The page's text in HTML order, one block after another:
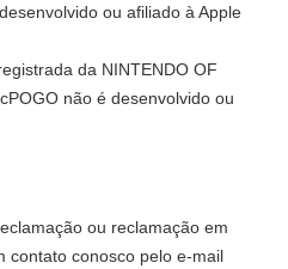
ou afiliado à Apple
da NINTENDO OF
não é desenvolvido ou
ou reclamação em
contato conosco pelo e-mail